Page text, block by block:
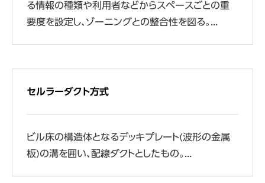
る情報の種類や利用者などからスペースごとの重
要度を設定し、ゾーニングとの整合性を図る。...
セルラーダクト方式
ビル床の構造体となるデッキプレート(波形の金属
板)の溝を囲い、配線ダクトとしたもの。...